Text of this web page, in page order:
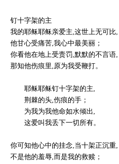
钉十字架的主
我的耶稣耶稣亲爱主,这世上无可比,
他甘心受痛苦,我心中最美丽；
你看他在地上受责罚,默默的不言语,
那知他伤痕里,原为我受鞭打。
耶稣耶稣钉十字架的主,
荆棘的头,伤痕的手；
为我为我他命如水倾出,
这爱叫我丢下一切所有。
你可知他心中的挂念,当十架正沉重,
不是他的羞辱,而是我的救赎；